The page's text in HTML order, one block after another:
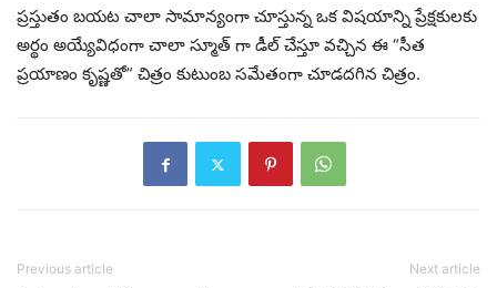
ప్రస్తుతం బయట చాలా సామాన్యంగా చూస్తున్న ఒక విషయాన్ని ప్రేక్షకులకు
అర్థం అయ్యేవిధంగా చాలా స్మూత్ గా డీల్ చేస్తూ వచ్చిన ఈ “సీత
ప్రయాణం కృష్ణతో” చిత్రం కుటుంబ సమేతంగా చూడదగిన చిత్రం.
Previous article Next article